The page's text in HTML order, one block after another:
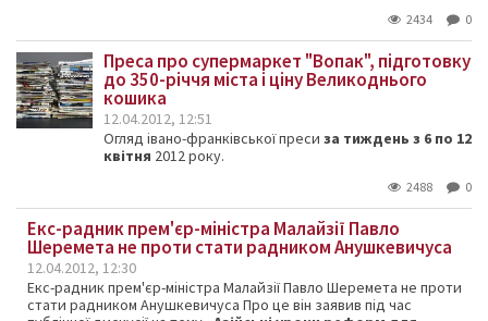
2434 0
Преса про супермаркет "Вопак", підготовку
до 350-річчя міста і ціну Великоднього
кошика
12.04.2012, 12:51
Огляд івано-франківської преси за тиждень з 6 по 12
квітня 2012 року.
2488 0
Екс-радник прем'єр-міністра Малайзії Павло
Шеремета не проти стати радником Анушкевичуса
12.04.2012, 12:30
Екс-радник прем'єр-міністра Малайзії Павло Шеремета не проти
стати радником Анушкевичуса Про це він заявив під час